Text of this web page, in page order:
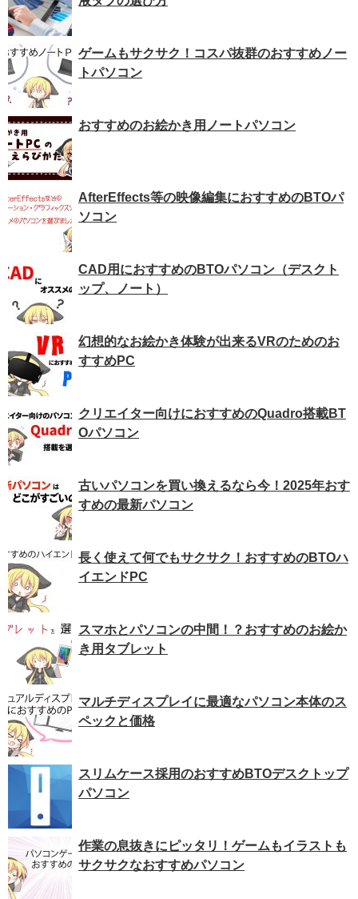
ゲームもサクサク！コスパ抜群のおすすめノー
トパソコン
おすすめのお絵かき用ノートパソコン
AfterEffects等の映像編集におすすめのBTOパ
ソコン
CAD用におすすめのBTOパソコン（デスクト
ップ、ノート）
幻想的なお絵かき体験が出来るVRのためのお
すすめPC
クリエイター向けにおすすめのQuadro搭載BT
Oパソコン
古いパソコンを買い換えるなら今！2025年おす
すめの最新パソコン
長く使えて何でもサクサク！おすすめのBTOハ
イエンドPC
スマホとパソコンの中間！？おすすめのお絵か
き用タブレット
マルチディスプレイに最適なパソコン本体のス
ペックと価格
スリムケース採用のおすすめBTOデスクトップ
パソコン
作業の息抜きにピッタリ！ゲームもイラストも
サクサクなおすすめパソコン